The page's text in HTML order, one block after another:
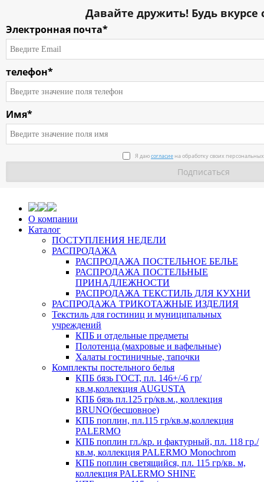
Давайте дружить! Будь вкурсе
Электронная почта*
телефон*
Имя*
Я даюсогласие на обработку своих
О компании
Каталог
ПОСТУПЛЕНИЯ НЕДЕЛИ
РАСПРОДАЖА
РАСПРОДАЖА ПОСТЕЛЬНОЕ БЕЛЬЕ
РАСПРОДАЖА ПОСТЕЛЬНЫЕ
ПРИНАДЛЕЖНОСТИ
РАСПРОДАЖА ТЕКСТИЛЬ ДЛЯ КУХНИ
РАСПРОДАЖА ТРИКОТАЖНЫЕ ИЗДЕЛИЯ
Текстиль для гостиниц и муниципальных
учреждений
КПБ и отдельные предметы
Полотенца (махровые и вафельные)
Халаты гостиничные, тапочки
Комплекты постельного белья
КПБ бязь ГОСТ, пл. 146+/-6 гр/
кв.м,коллекция AUGUSTA
КПБ бязь пл.125 гр/кв.м., коллекция
BRUNO(бесшовное)
КПБ поплин, пл.115 гр/кв.м,коллекция
PALERMO
КПБ поплин гл./кр. и фактурный, пл. 118 гр./
кв.м, коллекция PALERMO Monochrom
КПБ поплин светящийся, пл. 115 гр/кв. м,
коллекция PALERMO SHINE